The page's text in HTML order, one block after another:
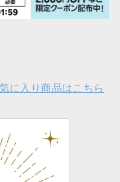
に入り商品はこちら